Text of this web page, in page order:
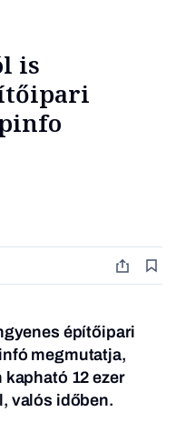
is
építőipari
megmutatja,
12 ezer
valós időben.